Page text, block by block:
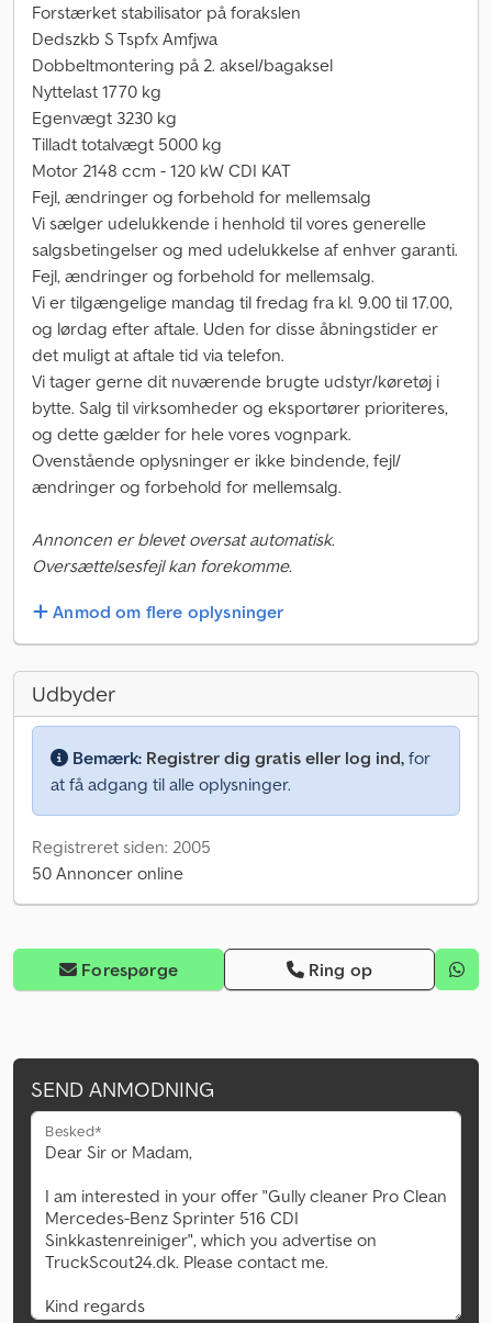
Forstærket stabilisator på forakslen
Dedszkb S Tspfx Amfjwa
Dobbeltmontering på 2. aksel/bagaksel
Nyttelast 1770 kg
Egenvægt 3230 kg
Tilladt totalvægt 5000 kg
Motor 2148 ccm - 120 kW CDI KAT
Fejl, ændringer og forbehold for mellemsalg
Vi sælger udelukkende i henhold til vores generelle
salgsbetingelser og med udelukkelse af enhver garanti.
Fejl, ændringer og forbehold for mellemsalg.
Vi er tilgængelige mandag til fredag fra kl. 9.00 til 17.00,
og lørdag efter aftale. Uden for disse åbningstider er
det muligt at aftale tid via telefon.
Vi tager gerne dit nuværende brugte udstyr/køretøj i
bytte. Salg til virksomheder og eksportører prioriteres,
og dette gælder for hele vores vognpark.
Ovenstående oplysninger er ikke bindende, fejl/
ændringer og forbehold for mellemsalg.
Annoncen er blevet oversat automatisk.
Oversættelsesfejl kan forekomme.
Anmod om flere oplysninger
Udbyder
Bemærk: Registrer dig gratis eller log ind, for
at få adgang til alle oplysninger.
Registreret siden: 2005
50 Annoncer online
Forespørge Ring op
SEND ANMODNING
Besked*